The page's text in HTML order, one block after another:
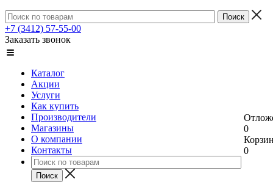
+7 (3412) 57-55-00
Заказать звонок
Каталог
Акции
Услуги
Как купить
Производители
Магазины
О компании
Контакты
0
0